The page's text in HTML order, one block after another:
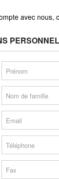
avec nous,